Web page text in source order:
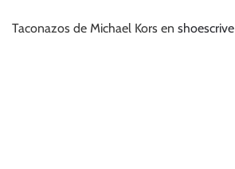
Taconazos de Michael Kors en shoescrive